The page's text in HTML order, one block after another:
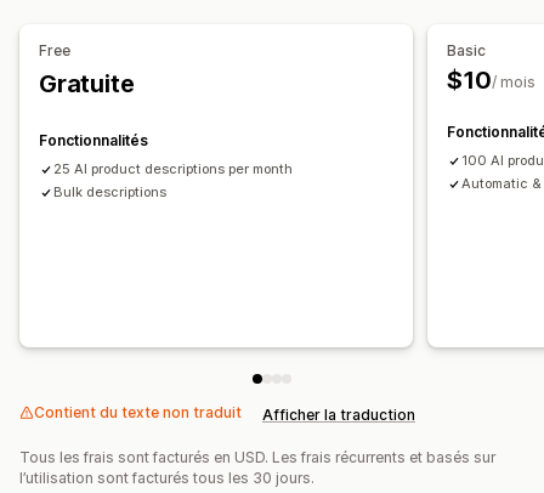
Optimisation automatique
Free
Gratuite
Fonctionnalités
25 AI product descriptions per month
Bulk descriptions
Basic
$10/ mois
100 AI
Automatic
Contient du texte non traduit Afficher la traduction
Tous les frais sont facturés en USD. Les frais récurrents et basés sur
l’utilisation sont facturés tous les 30 jours.